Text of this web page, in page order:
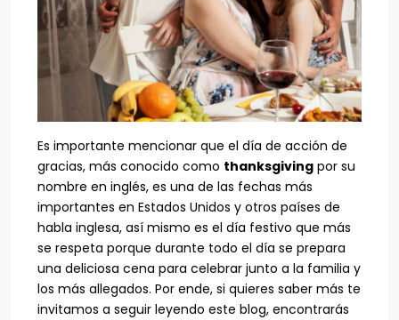
Es importante mencionar que el día de acción de
gracias, más conocido como thanksgiving por su
nombre en inglés, es una de las fechas más
importantes en Estados Unidos y otros países de
habla inglesa, así mismo es el día festivo que más
se respeta porque durante todo el día se prepara
una deliciosa cena para celebrar junto a la familia y
los más allegados. Por ende, si quieres saber más te
invitamos a seguir leyendo este blog, encontrarás